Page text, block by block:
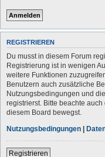
REGISTRIEREN
Du musst in diesem Forum
Registrierung ist in wenigen
weitere Funktionen
Benutzern auch zusätzliche
Nutzungsbedingungen und
registrierst. Bitte beachte
diesem Board bewegst.
Nutzungsbedingungen |
Registrieren